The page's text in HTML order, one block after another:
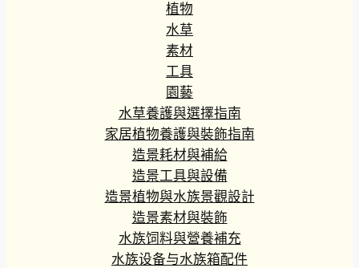
植物
水草
素材
工具
園藝
水草養護與選擇指南
家居植物養護與裝飾指南
造景耗材與補給
造景工具與設備
造景植物與水族景觀設計
造景素材與裝飾
水族饲料與營養補充
水族设备与水族箱配件